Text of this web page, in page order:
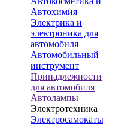
Автохимия
Электрика и
электроника для
автомобиля
Автомобильный
инструмент
Принадлежности
для автомобиля
Автолампы
Электротехника
Электросамокаты